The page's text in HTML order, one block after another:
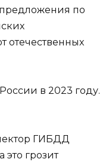
по
отечественных
ГИБДД
грозит